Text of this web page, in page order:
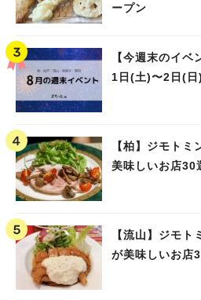
ープン
【今週末のイベ
1日(土)〜2日(日
【柏】ジモト
美味しいお店30
【流山】ジモ
が美味しいお店